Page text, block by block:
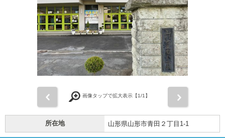
画像タップで拡大表示【1/1】
所在地 山形県山形市青田２丁目1-1